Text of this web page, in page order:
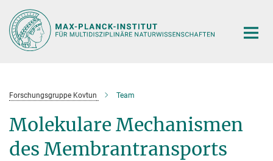
Hauptinhalt
Forschungsgruppe Kovtun Team
Molekulare Mechanismen
des Membrantransports